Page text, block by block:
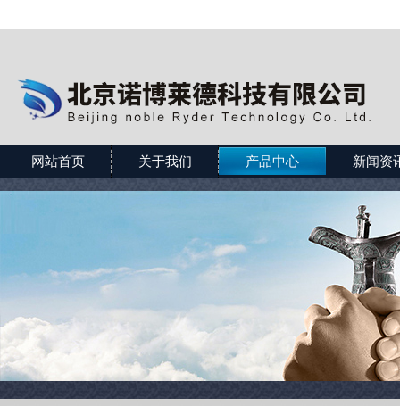
网站首页 关于我们 产品中心 新闻资